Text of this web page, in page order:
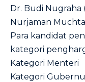
Dr. Budi Nugraha
Nurjaman
Para kandidat
kategori
Kategori Menteri
Kategori